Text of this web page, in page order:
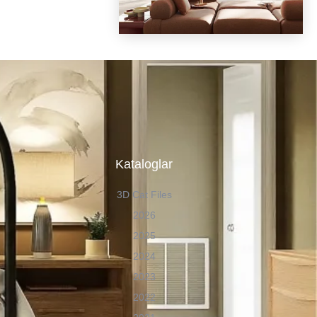
Kataloglar
3D Cat Files
2026
2025
2024
2023
2022